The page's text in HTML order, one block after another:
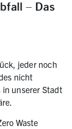
– Das
jeder noch
nicht
in unserer Stadt
Waste